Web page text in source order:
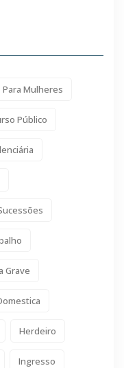
Para Mulheres
Público
Grave
Herdeiro
Ingresso